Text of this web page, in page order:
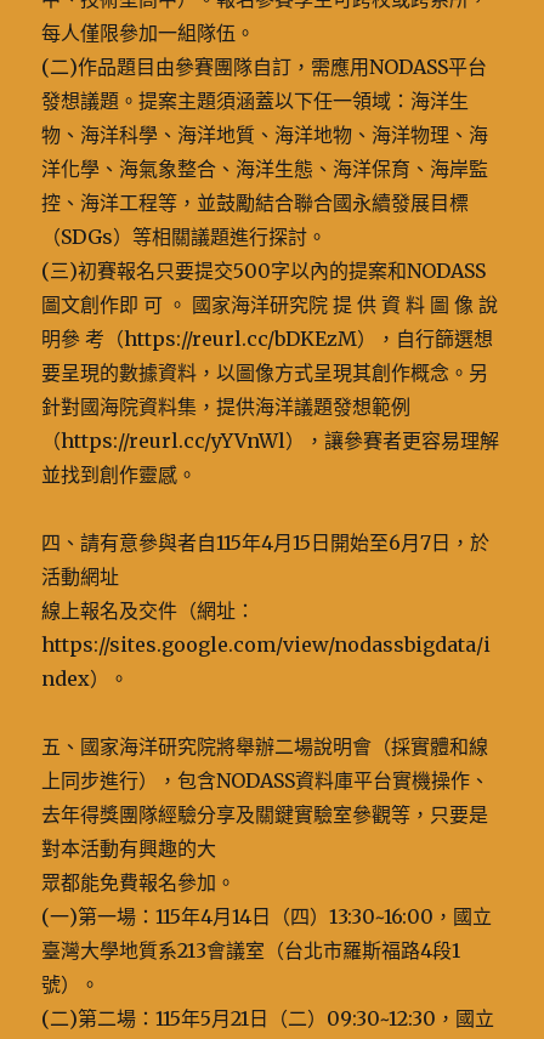
每人僅限參加一組隊伍。
(二)作品題目由參賽團隊自訂，需應用NODASS平台
發想議題。提案主題須涵蓋以下任一領域：海洋生
物、海洋科學、海洋地質、海洋地物、海洋物理、海
洋化學、海氣象整合、海洋生態、海洋保育、海岸監
控、海洋工程等，並鼓勵結合聯合國永續發展目標
（SDGs）等相關議題進行探討。
(三)初賽報名只要提交500字以內的提案和NODASS
圖文創作即 可 。 國家海洋研究院 提 供 資 料 圖 像 說
明參 考（https://reurl.cc/bDKEzM），自行篩選想
要呈現的數據資料，以圖像方式呈現其創作概念。另
針對國海院資料集，提供海洋議題發想範例
（https://reurl.cc/yYVnWl），讓參賽者更容易理解
並找到創作靈感。
四、請有意參與者自115年4月15日開始至6月7日，於
活動網址
線上報名及交件（網址：
https://sites.google.com/view/nodassbigdata/i
ndex）。
五、國家海洋研究院將舉辦二場說明會（採實體和線
上同步進行），包含NODASS資料庫平台實機操作、
去年得獎團隊經驗分享及關鍵實驗室參觀等，只要是
對本活動有興趣的大
眾都能免費報名參加。
(一)第一場：115年4月14日（四）13:30~16:00，國立
臺灣大學地質系213會議室（台北市羅斯福路4段1
號）。
(二)第二場：115年5月21日（二）09:30~12:30，國立